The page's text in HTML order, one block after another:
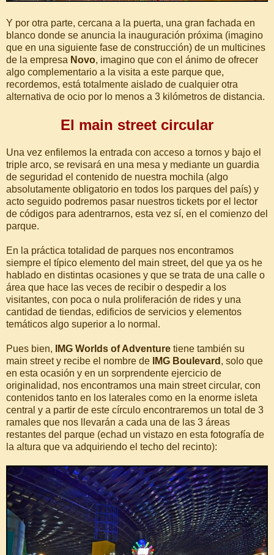
Y por otra parte, cercana a la puerta, una gran fachada en
blanco donde se anuncia la inauguración próxima (imagino
que en una siguiente fase de construcción) de un multicines
de la empresa Novo, imagino que con el ánimo de ofrecer
algo complementario a la visita a este parque que,
recordemos, está totalmente aislado de cualquier otra
alternativa de ocio por lo menos a 3 kilómetros de distancia.
El main street circular
Una vez enfilemos la entrada con acceso a tornos y bajo el
triple arco, se revisará en una mesa y mediante un guardia
de seguridad el contenido de nuestra mochila (algo
absolutamente obligatorio en todos los parques del país) y
acto seguido podremos pasar nuestros tickets por el lector
de códigos para adentrarnos, esta vez sí, en el comienzo del
parque.
En la práctica totalidad de parques nos encontramos
siempre el típico elemento del main street, del que ya os he
hablado en distintas ocasiones y que se trata de una calle o
área que hace las veces de recibir o despedir a los
visitantes, con poca o nula proliferación de rides y una
cantidad de tiendas, edificios de servicios y elementos
temáticos algo superior a lo normal.
Pues bien, IMG Worlds of Adventure tiene también su
main street y recibe el nombre de IMG Boulevard , solo que
en esta ocasión y en un sorprendente ejercicio de
originalidad, nos encontramos una main street circular, con
contenidos tanto en los laterales como en la enorme isleta
central y a partir de este círculo encontraremos un total de 3
ramales que nos llevarán a cada una de las 3 áreas
restantes del parque (echad un vistazo en esta fotografía de
la altura que va adquiriendo el techo del recinto):